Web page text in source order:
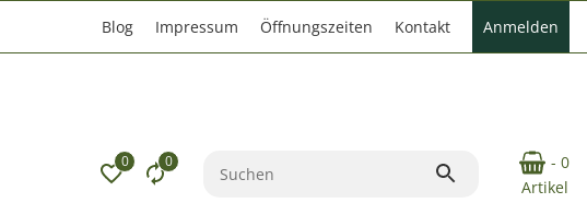
Blog Impressum Öffnungszeiten Kontakt Anmelden
0 0
- 0
Artikel